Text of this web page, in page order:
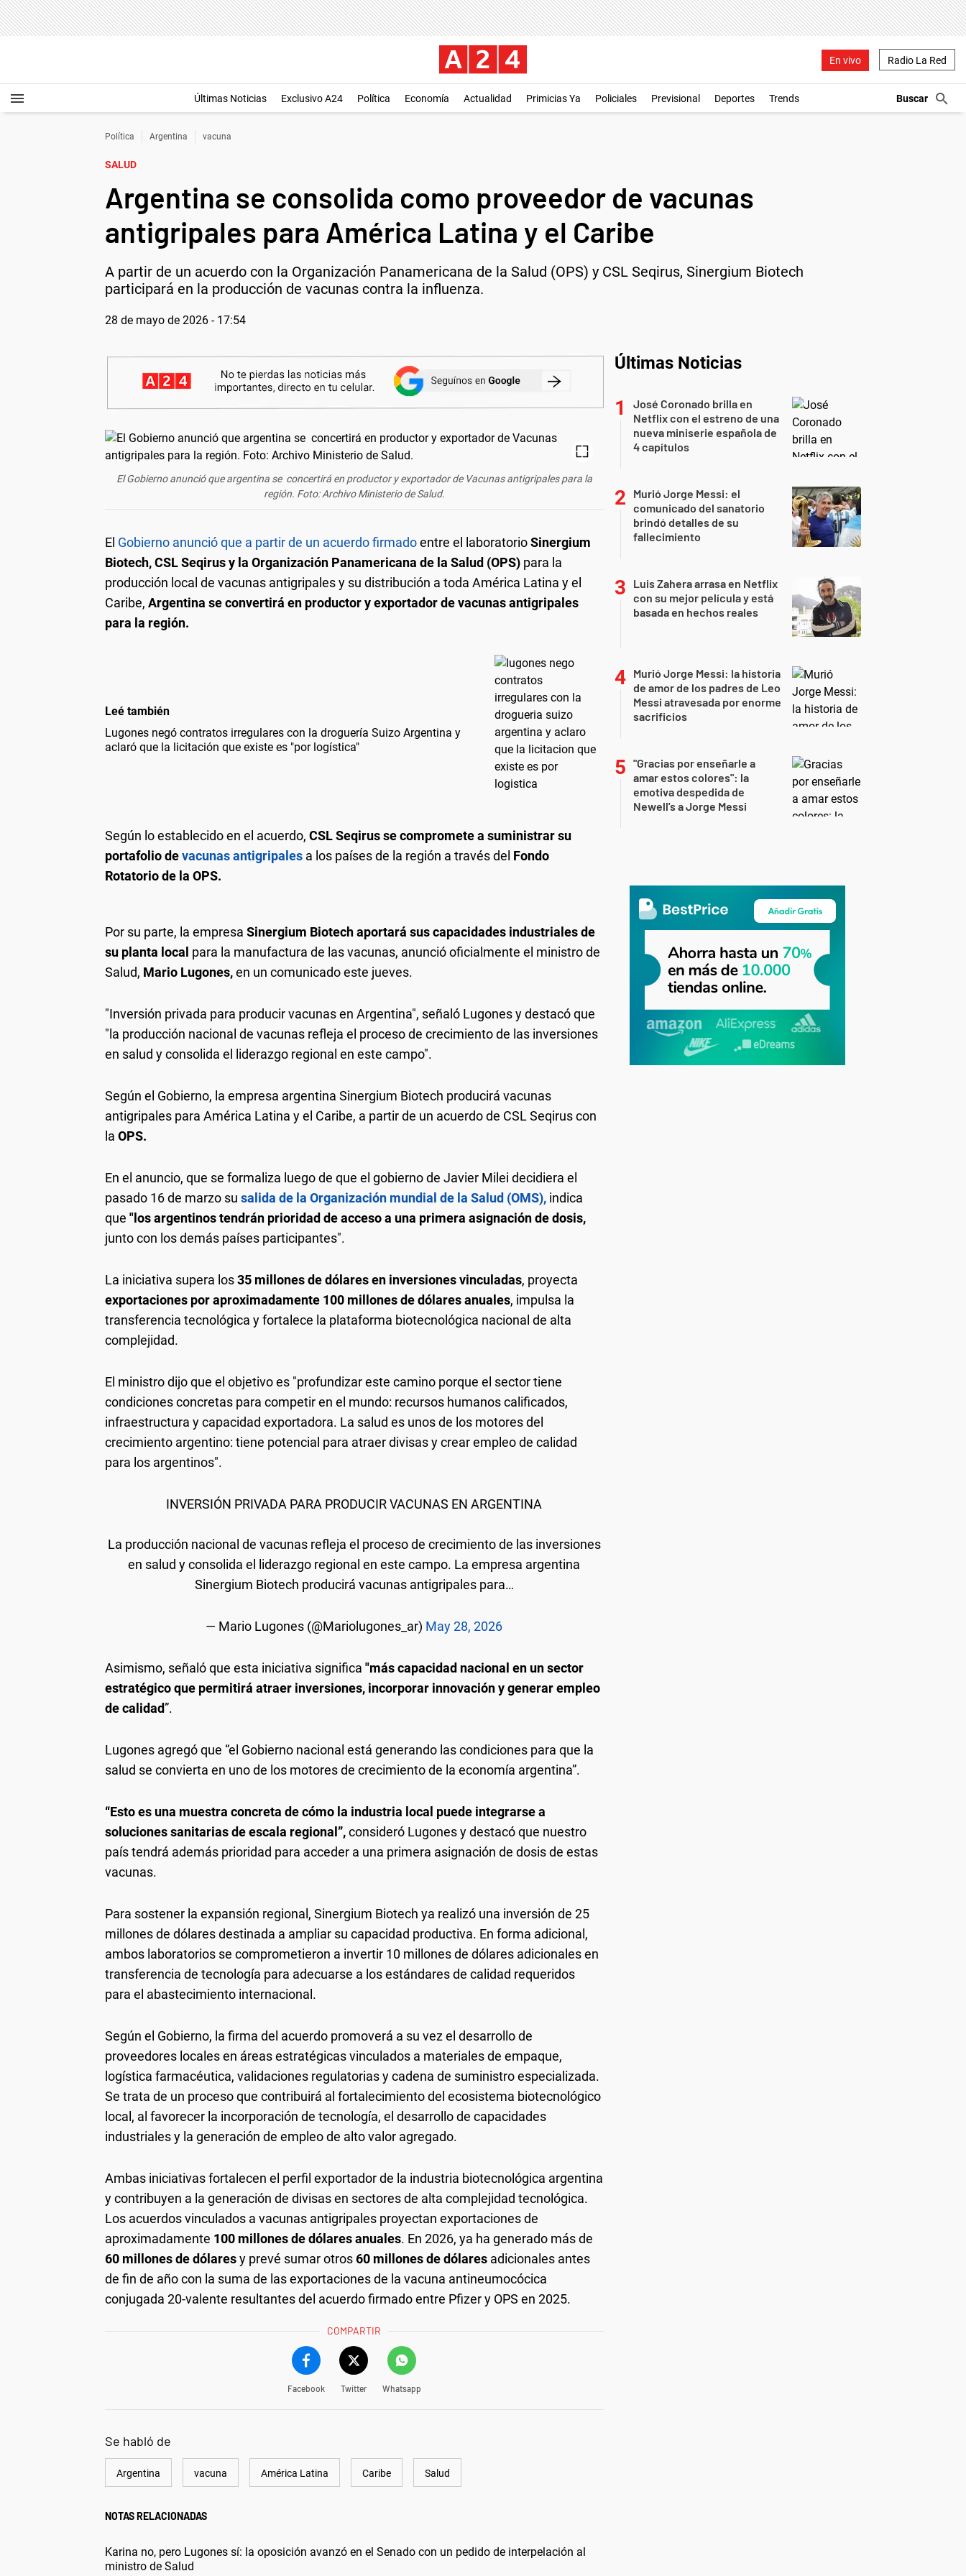
En vivo Radio La Red
Últimas Noticias Exclusivo A24 Política Economía Actualidad Primicias Ya Policiales Previsional Deportes Trends
Política Argentina vacuna
SALUD
Argentina se consolida como proveedor de vacunas
antigripales para América Latina y el Caribe
A partir de un acuerdo con la Organización Panamericana de la Salud (OPS) y CSL Seqirus, Sinergium Biotech
participará en la producción de vacunas contra la influenza.
28 de mayo de 2026 - 17:54
El Gobierno anunció que argentina se concertirá en productor y exportador de Vacunas antigripales para la
región. Foto: Archivo Ministerio de Salud.
El Gobierno anunció que a partir de un acuerdo firmadoentre el laboratorioSinergium
Biotech, CSL Seqirus y la Organización Panamericana de la Salud (OPS) para la
producción local de vacunas antigripales y su distribución a toda América Latina y el
Caribe, Argentina se convertirá en productor y exportador de vacunas antigripales
para la región.
Leé también
Lugones negó contratos irregulares con la droguería Suizo Argentina y
aclaró que la licitación que existe es "por logística"
Según lo establecido en el acuerdo, CSL Seqirus se compromete a suministrar su
portafolio devacunas antigripales a los países de la región a través del Fondo
Rotatorio de la OPS.
Por su parte, la empresa Sinergium Biotech aportará sus capacidades industriales de
su planta local para la manufactura de las vacunas, anunció oficialmente el ministro de
Salud, Mario Lugones,en un comunicado este jueves.
"Inversión privada para producir vacunas en Argentina", señaló Lugones y destacó que
"la producción nacional de vacunas refleja el proceso de crecimiento de las inversiones
en salud y consolida el liderazgo regional en este campo".
Según el Gobierno, la empresa argentina Sinergium Biotech producirá vacunas
antigripales para América Latina y el Caribe, a partir de un acuerdo de CSL Seqirus con
la OPS.
En el anuncio, que se formaliza luego de que el gobierno de Javier Milei decidiera el
pasado 16 de marzo su salida de la Organización mundial de la Salud (OMS), indica
que "los argentinos tendrán prioridad de acceso a una primera asignación de dosis,
junto con los demás países participantes".
La iniciativa supera los35 millones de dólares en inversiones vinculadas, proyecta
exportaciones por aproximadamente 100 millones de dólares anuales, impulsa la
transferencia tecnológica y fortalece la plataforma biotecnológica nacional de alta
complejidad.
El ministro dijo que el objetivo es "profundizar este camino porque el sector tiene
condiciones concretas para competir en el mundo: recursos humanos calificados,
infraestructura y capacidad exportadora. La salud es unos de los motores del
crecimiento argentino: tiene potencial para atraer divisas y crear empleo de calidad
para los argentinos".
INVERSIÓN PRIVADA PARA PRODUCIR VACUNAS EN ARGENTINA
La producción nacional de vacunas refleja el proceso de crecimiento de las inversiones
en salud y consolida el liderazgo regional en este campo. La empresa argentina
Sinergium Biotech producirá vacunas antigripales para…
— Mario Lugones (@Mariolugones_ar) May 28, 2026
Asimismo, señaló que esta iniciativa significa "más capacidad nacional en un sector
estratégico que permitirá atraer inversiones, incorporar innovación y generar empleo
de calidad”.
Lugones agregó que “el Gobierno nacional está generando las condiciones para que la
salud se convierta en uno de los motores de crecimiento de la economía argentina”.
“Esto es una muestra concreta de cómo la industria local puede integrarse a
soluciones sanitarias de escala regional”,consideró Lugones y destacó que nuestro
país tendrá además prioridad para acceder a una primera asignación de dosis de estas
vacunas.
Para sostener la expansión regional, Sinergium Biotech ya realizó una inversión de 25
millones de dólares destinada a ampliar su capacidad productiva. En forma adicional,
ambos laboratorios se comprometieron a invertir 10 millones de dólares adicionales en
transferencia de tecnología para adecuarse a los estándares de calidad requeridos
para el abastecimiento internacional.
Según el Gobierno, la firma del acuerdo promoverá a su vez el desarrollo de
proveedores locales en áreas estratégicas vinculados a materiales de empaque,
logística farmacéutica, validaciones regulatorias y cadena de suministro especializada.
Se trata de un proceso que contribuirá al fortalecimiento del ecosistema biotecnológico
local, al favorecer la incorporación de tecnología, el desarrollo de capacidades
industriales y la generación de empleo de alto valor agregado.
Ambas iniciativas fortalecen el perfil exportador de la industria biotecnológica argentina
y contribuyen a la generación de divisas en sectores de alta complejidad tecnológica.
Los acuerdos vinculados a vacunas antigripales proyectan exportaciones de
aproximadamente 100 millones de dólares anuales. En 2026, ya ha generado más de
60 millones de dólaresy prevé sumar otros60 millones de dólares adicionales antes
de fin de año con la suma de las exportaciones de la vacuna antineumocócica
conjugada 20-valente resultantes del acuerdo firmado entre Pfizer y OPS en 2025.
COMPARTIR
Facebook Twitter Whatsapp
Se habló de
Argentina vacuna América Latina Caribe Salud
NOTAS RELACIONADAS
Karina no, pero Lugones sí: la oposición avanzó en el Senado con un pedido de interpelación al
ministro de Salud
Últimas Noticias
José Coronado brilla en
Netflix con el estreno de una
nueva miniserie española de
4 capítulos
Murió Jorge Messi: el
comunicado del sanatorio
brindó detalles de su
fallecimiento
Luis Zahera arrasa en Netflix
con su mejor película y está
basada en hechos reales
Murió Jorge Messi: la historia
de amor de los padres de Leo
Messi atravesada por enorme
sacrificios
"Gracias por enseñarle a
amar estos colores": la
emotiva despedida de
Newell's a Jorge Messi